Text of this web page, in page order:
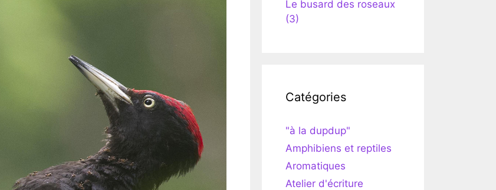
Le busard des roseaux
(3)
Catégories
"à la dupdup"
Amphibiens et reptiles
Aromatiques
Atelier d'écriture